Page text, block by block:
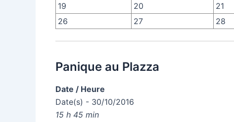
19
20 21
26
27 28
Panique au Plazza
Date / Heure
Date(s) - 30/10/2016
15 h 45 min